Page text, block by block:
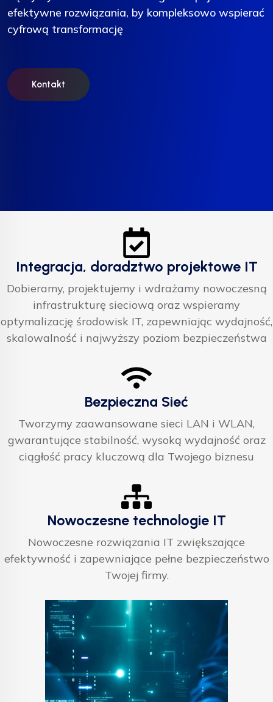
efektywne rozwiązania, by kompleksowo wspierać
cyfrową transformację
Kontakt
efektywne rozwiązania, by kompleksowo wspierać
cyfrową transformację
Kontakt
efektywne rozwiązania, by kompleksowo wspierać
cyfrową transformację
Kontakt
Integracja, doradztwo projektowe IT
Dobieramy, projektujemy i wdrażamy nowoczesną
infrastrukturę sieciową oraz wspieramy
optymalizację środowisk IT, zapewniając wydajność,
skalowalność i najwyższy poziom bezpieczeństwa
Bezpieczna Sieć
Tworzymy zaawansowane sieci LAN i WLAN,
gwarantujące stabilność, wysoką wydajność oraz
ciągłość pracy kluczową dla Twojego biznesu
Nowoczesne technologie IT
Nowoczesne rozwiązania IT zwiększające
efektywność i zapewniające pełne bezpieczeństwo
Twojej firmy.